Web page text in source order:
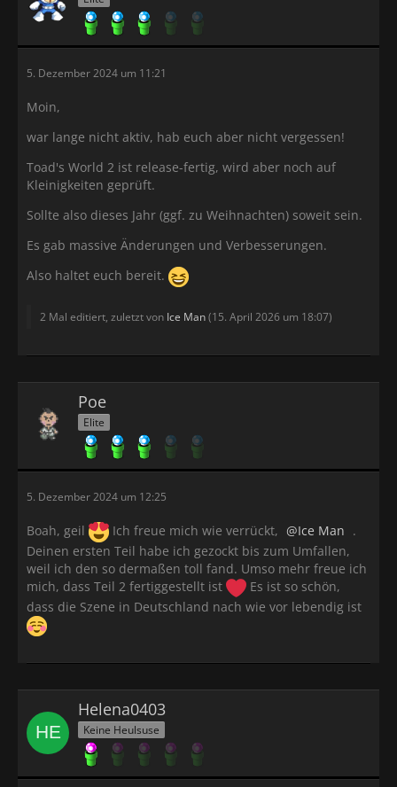
5. Dezember 2024 um 11:21
Moin,
war lange nicht aktiv, hab euch aber nicht vergessen!
Toad's World 2 ist release-fertig, wird aber noch auf
Kleinigkeiten geprüft.
Sollte also dieses Jahr (ggf. zu Weihnachten) soweit sein.
Es gab massive Änderungen und Verbesserungen.
Also haltet euch bereit.
2 Mal editiert, zuletzt von Ice Man(15. April 2026 um 18:07)
Poe
Elite
5. Dezember 2024 um 12:25
Boah, geil Ich freue mich wie verrückt, Ice Man .
Deinen ersten Teil habe ich gezockt bis zum Umfallen,
weil ich den so dermaßen toll fand. Umso mehr freue ich
mich, dass Teil 2 fertiggestellt ist
Es ist so schön,
dass die Szene in Deutschland nach wie vor lebendig ist
Helena0403
Keine Heulsuse